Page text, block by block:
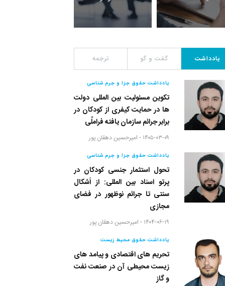
یادداشت گفت و گو ترجمه
یادداشت حقوق جزا و جرم شناسی
تکوین مسئولیت بین المللی دولت
ها در حمایت کیفری از کودکان در
برابر جرائم سازمان یافته فراملّی
۱۴۰۵-۰۳-۰۹ - امیرحسین دهقان پور
یادداشت حقوق جزا و جرم شناسی
تحول استثمار جنسی کودکان در
پرتو اسناد بین المللی: از اَشکال
سنتی تا جرائم نوظهور در فضای
مجازی
۱۴۰۴-۰۶-۱۹ - امیرحسین دهقان پور
یادداشت حقوق محیط زیست
تحریم های اقتصادی و پیامد های
زیست محیطی آن در صنعت نفت
و گاز